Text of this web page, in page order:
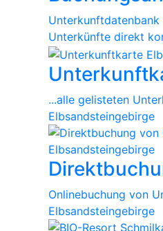
Interesse einer
schnellen und
Bereitstellung
Online-Angebots
professionellen
Hoster wird Ihre
insoweit verarbeiten,
dies zur Erfüllung
Leistungspflichten
erforderlich ist und
Weisungen in Bezug
diese Daten befolgen.
Abschluss eines
Unterkünfte direkt
...alle gelisteten
Elbsandsteingebirge
Onlinebuchung von
Elbsandsteingebirge